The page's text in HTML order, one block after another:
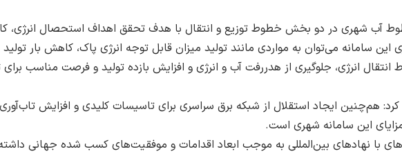
آب شهری در دو بخش خطوط توزیع و انتقال با هدف تحقق اهداف استحصال
این سامانه می‌توان به مواردی مانند تولید میزان قابل توجه انرژی پاک، کاهش بار
انرژی، جلوگیری از هدررفت آب و انرژی و افزایش بازده تولید و فرصت مناسب
هم‌چنین ایجاد استقلال از شبکه برق سراسری برای تاسیسات کلیدی و افزایش
این سامانه شهری است.
با نهادهای بین‌المللی به موجب ابعاد اقدامات و موفقیت‌های کسب شده جهانی